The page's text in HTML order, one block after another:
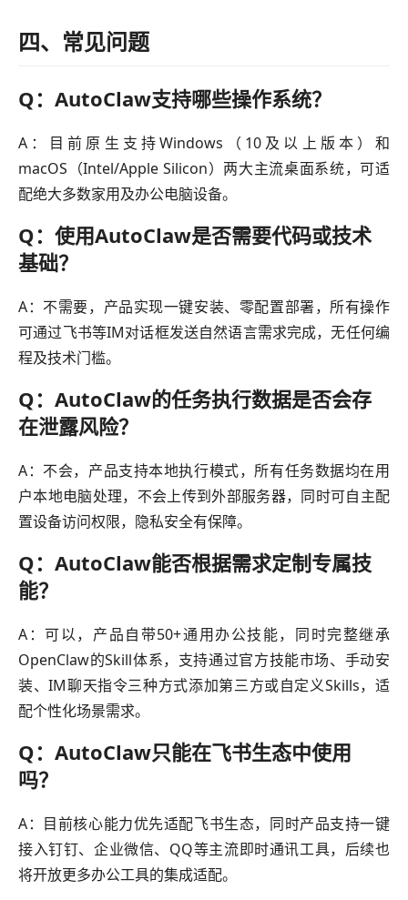
四、常见问题
Q：AutoClaw支持哪些操作系统？
A：目前原生支持Windows（10及以上版本）和
macOS（Intel/Apple Silicon）两大主流桌面系统，可适
配绝大多数家用及办公电脑设备。
Q：使用AutoClaw是否需要代码或技术
基础？
A：不需要，产品实现一键安装、零配置部署，所有操作
可通过飞书等IM对话框发送自然语言需求完成，无任何编
程及技术门槛。
Q：AutoClaw的任务执行数据是否会存
在泄露风险？
A：不会，产品支持本地执行模式，所有任务数据均在用
户本地电脑处理，不会上传到外部服务器，同时可自主配
置设备访问权限，隐私安全有保障。
Q：AutoClaw能否根据需求定制专属技
能？
A：可以，产品自带50+通用办公技能，同时完整继承
OpenClaw的Skill体系，支持通过官方技能市场、手动安
装、IM聊天指令三种方式添加第三方或自定义Skills，适
配个性化场景需求。
Q：AutoClaw只能在飞书生态中使用
吗？
A：目前核心能力优先适配飞书生态，同时产品支持一键
接入钉钉、企业微信、QQ等主流即时通讯工具，后续也
将开放更多办公工具的集成适配。